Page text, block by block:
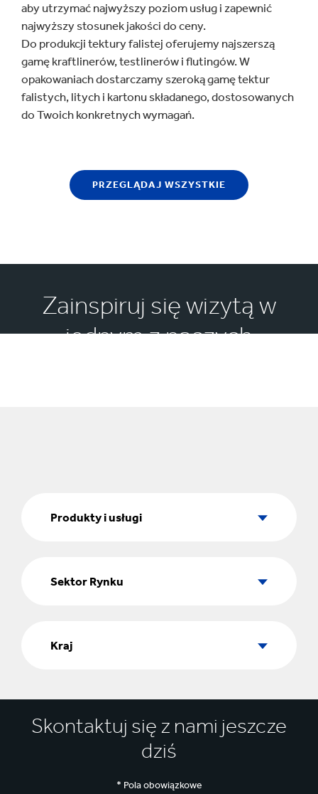
aby utrzymać najwyższy poziom usług i zapewnić
najwyższy stosunek jakości do ceny.
Do produkcji tektury falistej oferujemy najszerszą
gamę kraftlinerów, testlinerów i flutingów. W
opakowaniach dostarczamy szeroką gamę tektur
falistych, litych i kartonu składanego, dostosowanych
do Twoich konkretnych wymagań.
PRZEGLĄDAJ WSZYSTKIE
Zainspiruj się wizytą w
jednym z naszych
Produkty i usługi
Sektor Rynku
Kraj
Skontaktuj się z nami jeszcze
dziś
* Pola obowiązkowe